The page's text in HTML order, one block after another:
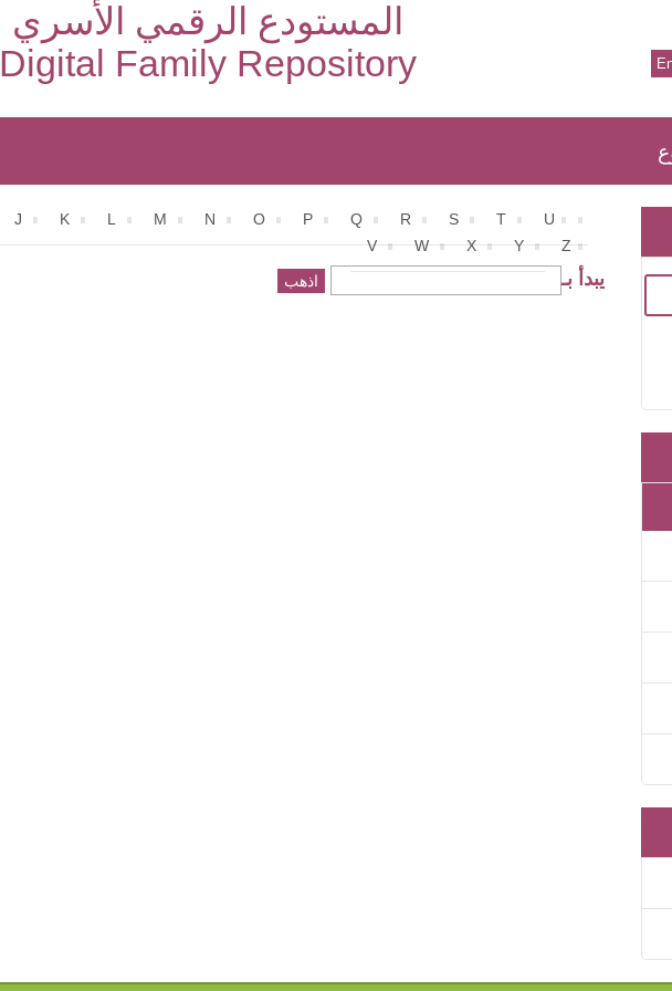
المستودع الرقمي الأسري
Digital Family Repository
J K L M N O P Q R S T
U
V
W X Y Z
يبدأ بـ